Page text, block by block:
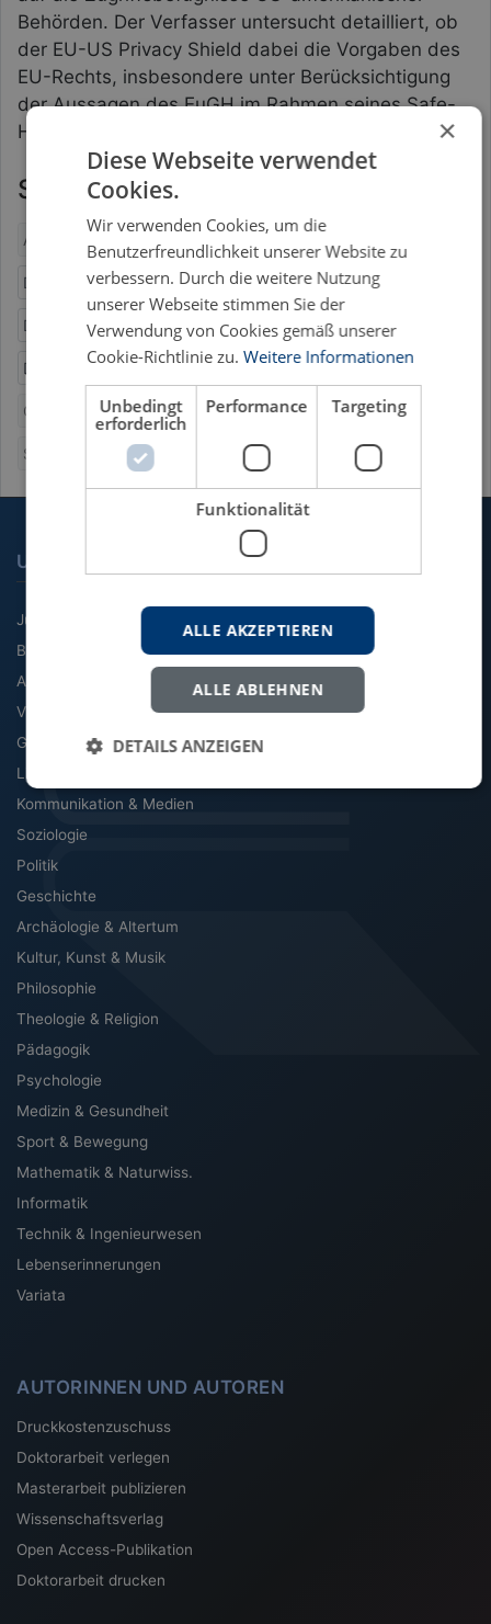
Behörden. Der Verfasser untersucht detailliert, ob
der EU-US Privacy Shield dabei die Vorgaben des
EU-Rechts, insbesondere unter Berücksichtigung
der Aussagen des EuGH im Rahmen seines Safe-
Harbor-Urteils, erfüllt.
Schlagworte
Angemessenheitsentscheidung Datenschutz
Datenschutz-Grundverordnung Datenschutzrecht
Datenübermittlung Datenzugriff durch US-Behörden
Digitalisierung DSGVO EU-US Privacy Shield EuGH
Grenzpberschreitender Datenverkehr Rechtswissenschaft
Safe-Harbor-Urteil Standardvertragsklausel USA
UNSERE FACHGEBIETE
Jura
BWL
Agrarwissenschaft
VWL
Geographie
Literatur & Sprache
Kommunikation & Medien
Soziologie
Politik
Geschichte
Archäologie & Altertum
Kultur, Kunst & Musik
Philosophie
Theologie & Religion
Pädagogik
Psychologie
Medizin & Gesundheit
Sport & Bewegung
Mathematik & Naturwiss.
Informatik
Technik & Ingenieurwesen
Lebenserinnerungen
Variata
AUTORINNEN UND AUTOREN
Druckkostenzuschuss
Doktorarbeit verlegen
Masterarbeit publizieren
Wissenschaftsverlag
Open Access-Publikation
Doktorarbeit drucken
×
Diese Webseite verwendet
Cookies.
Wir verwenden Cookies, um die
Benutzerfreundlichkeit unserer Website zu
verbessern. Durch die weitere Nutzung
unserer Webseite stimmen Sie der
Verwendung von Cookies gemäß unserer
Cookie-Richtlinie zu. Weitere Informationen
Unbedingt
erforderlich
Performance Targeting
Funktionalität
ALLE AKZEPTIEREN
ALLE ABLEHNEN
DETAILS ANZEIGEN